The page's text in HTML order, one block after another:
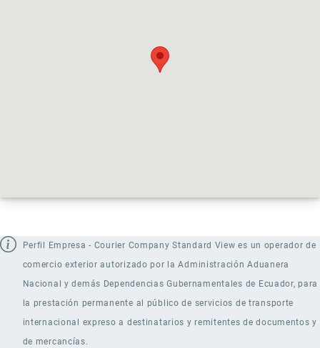
Perfil Empresa - Courier Company Standard View es un operador de
comercio exterior autorizado por la Administración Aduanera
Nacional y demás Dependencias Gubernamentales de Ecuador, para
la prestación permanente al público de servicios de transporte
internacional expreso a destinatarios y remitentes de documentos y
de mercancías.